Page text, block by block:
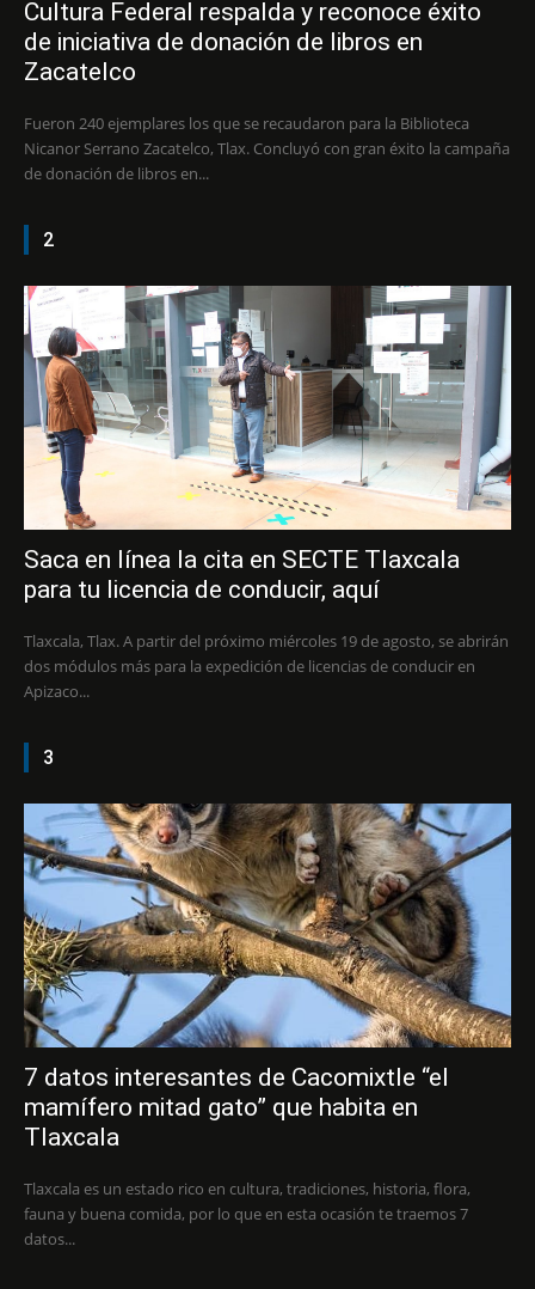
Cultura Federal respalda y reconoce éxito
de iniciativa de donación de libros en
Zacatelco
Fueron 240 ejemplares los que se recaudaron para la Biblioteca
Nicanor Serrano Zacatelco, Tlax. Concluyó con gran éxito la campaña
de donación de libros en...
2
Saca en línea la cita en SECTE Tlaxcala
para tu licencia de conducir, aquí
Tlaxcala, Tlax. A partir del próximo miércoles 19 de agosto, se abrirán
dos módulos más para la expedición de licencias de conducir en
Apizaco...
3
7 datos interesantes de Cacomixtle “el
mamífero mitad gato” que habita en
Tlaxcala
Tlaxcala es un estado rico en cultura, tradiciones, historia, flora,
fauna y buena comida, por lo que en esta ocasión te traemos 7
datos...